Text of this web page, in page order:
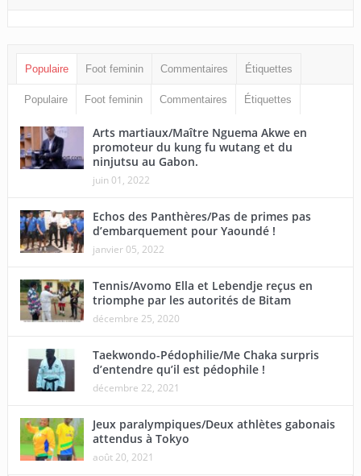
Populaire Foot feminin Commentaires Étiquettes
Populaire Foot feminin Commentaires Étiquettes
Arts martiaux/Maître Nguema Akwe en
promoteur du kung fu wutang et du
ninjutsu au Gabon.
juin 01, 2022
Echos des Panthères/Pas de primes pas
d’embarquement pour Yaoundé !
janvier 05, 2022
Tennis/Avomo Ella et Lebendje reçus en
triomphe par les autorités de Bitam
décembre 25, 2020
Taekwondo-Pédophilie/Me Chaka surpris
d’entendre qu’il est pédophile !
décembre 22, 2021
Jeux paralympiques/Deux athlètes gabonais
attendus à Tokyo
août 20, 2021